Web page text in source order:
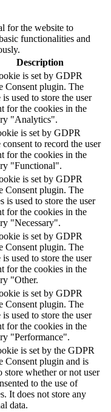
for the website to
functionalities and
Description
is set by GDPR
Consent plugin. The
used to store the user
for the cookies in the
"Analytics".
is set by GDPR
to record the user
for the cookies in the
"Functional".
is set by GDPR
Consent plugin. The
is used to store the user
for the cookies in the
"Necessary".
is set by GDPR
Consent plugin. The
used to store the user
for the cookies in the
"Other.
is set by GDPR
Consent plugin. The
used to store the user
for the cookies in the
"Performance".
is set by the GDPR
Consent plugin and is
store whether or not user
to the use of
It does not store any
data.